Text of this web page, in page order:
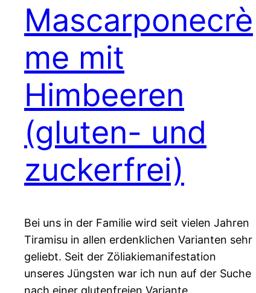
Mascarponecrè
me mit
Himbeeren
(gluten- und
zuckerfrei)
Bei uns in der Familie wird seit vielen Jahren
Tiramisu in allen erdenklichen Varianten sehr
geliebt. Seit der Zöliakiemanifestation
unseres Jüngsten war ich nun auf der Suche
nach einer glutenfreien Variante.